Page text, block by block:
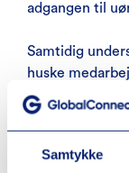
Samtykke
adgangen til
Samtidig
huske
når
adgang til
eksterne AI-